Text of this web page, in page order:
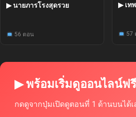
▶ นายภารโรงสุดรวย
56 ตอน
▶ เท
57
▶ พร้อมเริ่มดูออนไลน์ฟ
กดดูจากปุ่มเปิดดูตอนที่ 1 ด้านบนได้เ